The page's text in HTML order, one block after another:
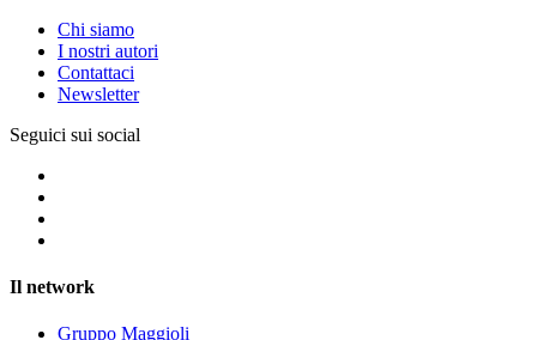
Chi siamo
I nostri autori
Contattaci
Newsletter
Seguici sui social
Il network
Gruppo Maggioli